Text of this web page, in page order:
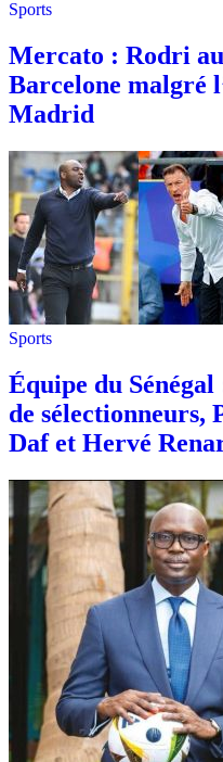
Sports
Mercato : Rodri
Barcelone malgré
Madrid
Sports
Équipe du
de
Daf et Hervé